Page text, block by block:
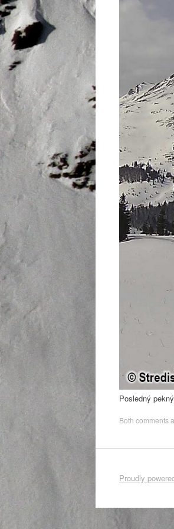
Posledný
Both comments
Proudly